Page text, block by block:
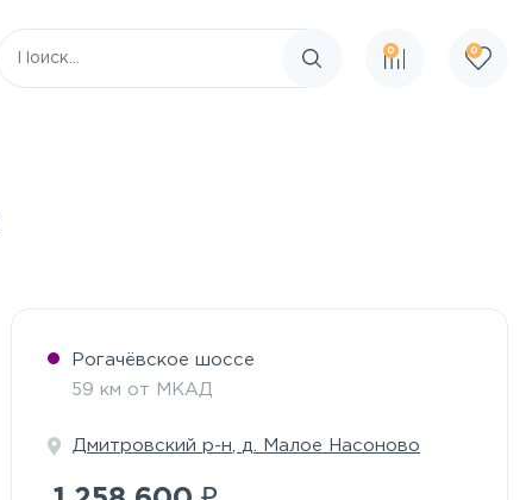
Поиск по сайту
0 0
Рогачёвское шоссе
59 км от МКАД
Дмитровский р-н д. Малое Насоново